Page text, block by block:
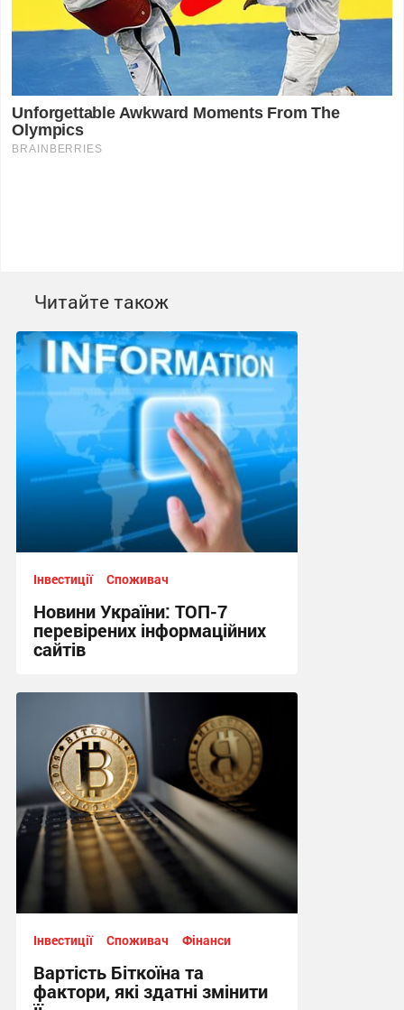
Читайте також
Інвестиції Споживач
Новини України: ТОП-7
перевірених інформаційних
сайтів
Інвестиції Споживач Фінанси
Вартість Біткоїна та
фактори, які здатні змінити